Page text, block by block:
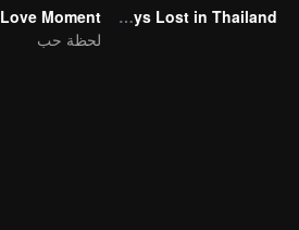
Boys Lost in Thailand
Love Moment
لحظة حب